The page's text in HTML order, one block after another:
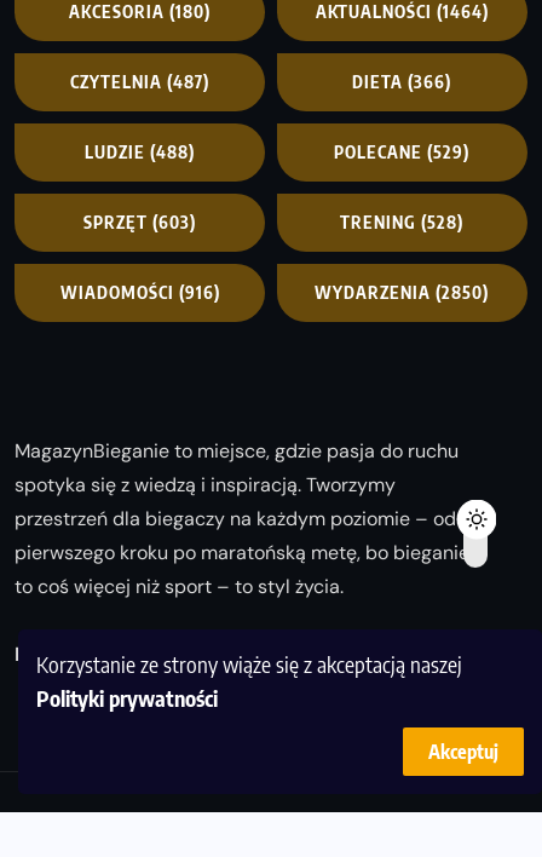
Korzystanie ze strony wiąże się z akceptacją naszej
Polityki prywatności
Akceptuj
AKCESORIA (180) AKTUALNOŚCI (1464)
CZYTELNIA (487) DIETA (366)
LUDZIE (488) POLECANE (529)
SPRZĘT (603) TRENING (528)
WIADOMOŚCI (916) WYDARZENIA (2850)
MagazynBieganie to miejsce, gdzie pasja do ruchu
spotyka się z wiedzą i inspiracją. Tworzymy
przestrzeń dla biegaczy na każdym poziomie – od
pierwszego kroku po maratońską metę, bo bieganie
to coś więcej niż sport – to styl życia.
Biegaj z nami i odkrywaj swoją najlepszą wersję!